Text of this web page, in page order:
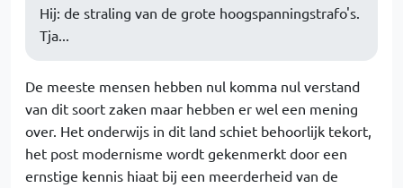
Hij: de straling van de grote hoogspanningstrafo's.
Tja...
De meeste mensen hebben nul komma nul verstand
van dit soort zaken maar hebben er wel een mening
over. Het onderwijs in dit land schiet behoorlijk tekort,
het post modernisme wordt gekenmerkt door een
ernstige kennis hiaat bij een meerderheid van de